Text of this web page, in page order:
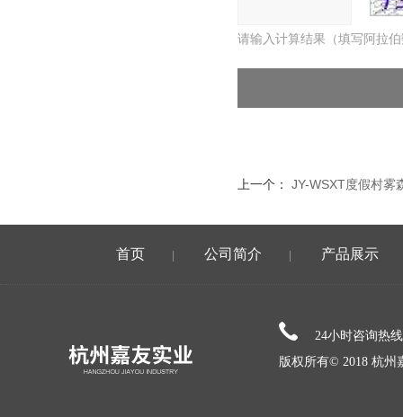
请输入计算结果（填写阿拉
上一个： JY-WSXT度假村雾
首页 公司简介 产品展示
24小时咨询热
版权所有© 2018 杭州